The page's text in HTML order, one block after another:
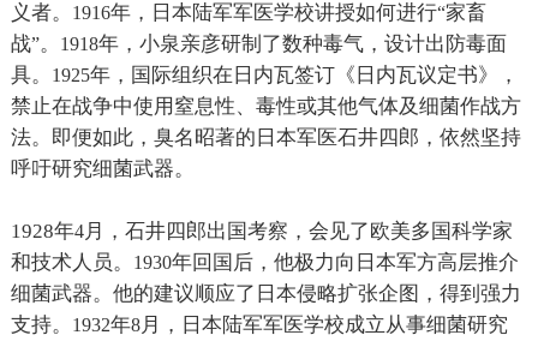
义者。
1916年，日本陆军军医学校讲授如何进行“家畜
战”。 1918年，小泉亲彦研制了数种毒气，设计出防毒面
具。
1925年，国际组织在日内瓦签订《日内瓦议定书》，
禁止在战争中使用窒息性、毒性或其他气体及细菌作战方
法。即便如此，臭名昭著的日本军医石井四郎，依然坚持
呼吁研究细菌武器。
1928年4月，石井四郎出国考察，会见了欧美多国科学家
和技术人员。
1930年回国后，他极力向日本军方高层推介
细菌武器。他的建议顺应了日本侵略扩张企图，得到强力
支持。
1932年8月，日本陆军军医学校成立从事细菌研究